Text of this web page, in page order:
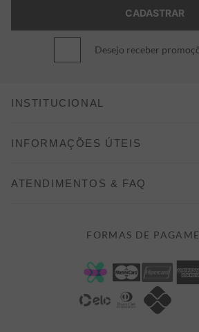
Desejo receber
INSTITUCIONAL
CONHEÇA A ALEATORY
INFORMAÇÕES ÚTEIS
FORMAS DE PAGAMENTO
POLÍTICA DE PRIVACIDADE
ATENDIMENTOS & FAQ
FORMAS DE